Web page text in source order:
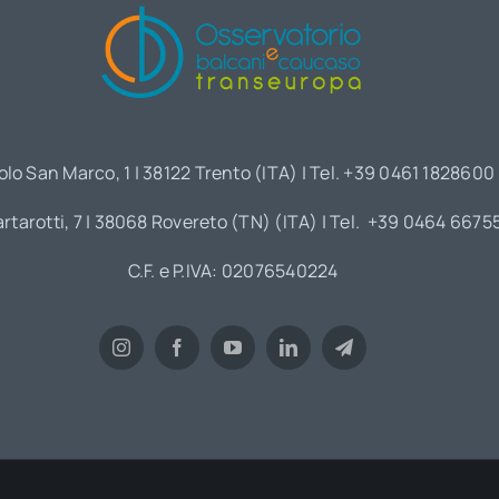
San Marco, 1 | 38122 Trento (ITA) | Tel. +39 0461 1828600
7 | 38068 Rovereto (TN) (ITA) | Tel. +39 0464
C.F. e P.IVA: 02076540224